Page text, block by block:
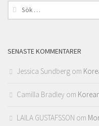
Sök
efter:
SENASTE KOMMENTARER
Jessica Sundberg om
Camilla Bradley om
LAILA GUSTAFSSON om